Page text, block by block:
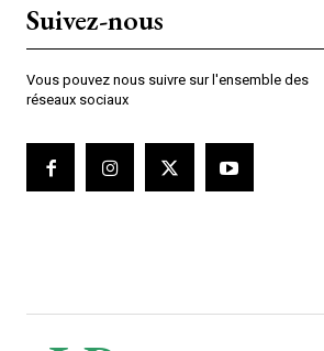
Suivez-nous
Vous pouvez nous suivre sur l'ensemble des
réseaux sociaux